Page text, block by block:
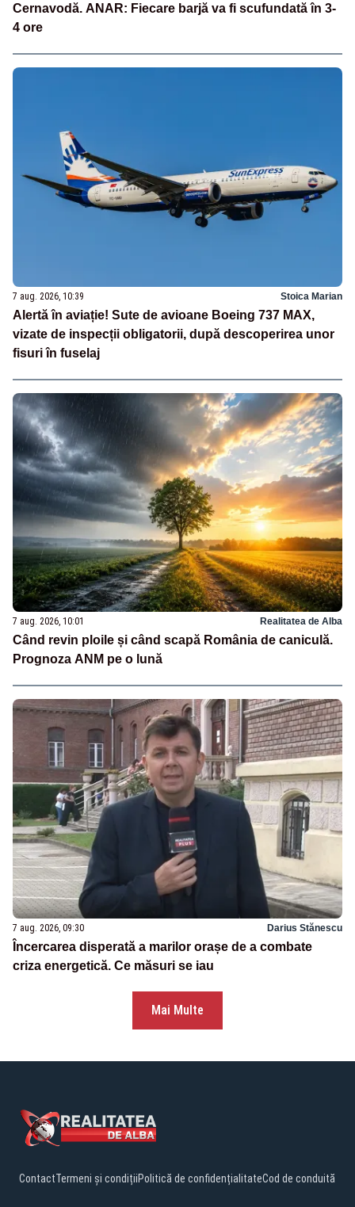
Cernavodă. ANAR: Fiecare barjă va fi scufundată în 3-
4 ore
7 aug. 2026, 10:39 Stoica Marian
Alertă în aviație! Sute de avioane Boeing 737 MAX,
vizate de inspecții obligatorii, după descoperirea unor
fisuri în fuselaj
7 aug. 2026, 10:01 Realitatea de Alba
Când revin ploile și când scapă România de caniculă.
Prognoza ANM pe o lună
7 aug. 2026, 09:30 Darius Stănescu
Încercarea disperată a marilor orașe de a combate
criza energetică. Ce măsuri se iau
Mai Multe
ContactTermeni și condițiiPolitică de confidențialitateCod de conduită